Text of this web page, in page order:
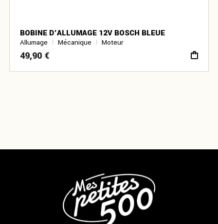
BOBINE D’ALLUMAGE 12V BOSCH BLEUE
Allumage Mécanique Moteur
49,90 €